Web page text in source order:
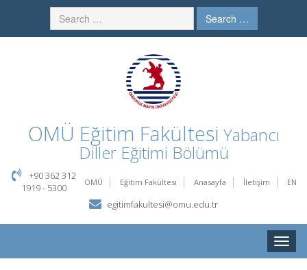
Search …
OMÜ Eğitim Fakültesi Yabancı
Diller Eğitimi Bölümü
OMÜ Eğitim Fakültesi Anasayfa İletişim EN
+90 362 312
1919 - 5300
egitimfakultesi@omu.edu.tr
Toggle